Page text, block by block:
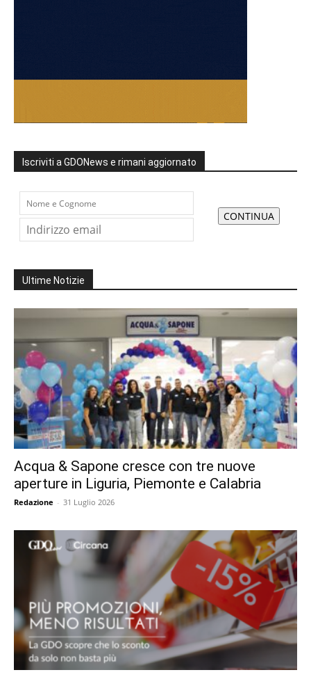
Iscriviti a GDONews e rimani aggiornato
Ultime Notizie
Acqua & Sapone cresce con tre nuove
aperture in Liguria, Piemonte e Calabria
Redazione - 31 Luglio 2026